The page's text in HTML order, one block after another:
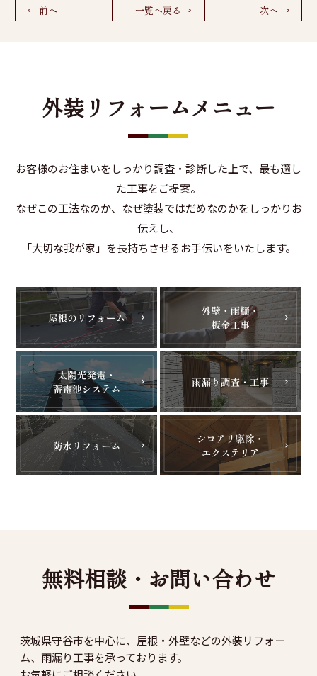
前へ 一覧へ戻る 次へ
外装リフォームメニュー
お客様のお住まいをしっかり調査・診断した上で、最も適し
た工事をご提案。
なぜこの工法なのか、なぜ塗装ではだめなのかをしっかりお
伝えし、
「大切な我が家」を長持ちさせるお手伝いをいたします。
無料相談・お問い合わせ
茨城県守谷市を中心に、屋根・外壁などの外装リフォー
ム、雨漏り工事を承っております。